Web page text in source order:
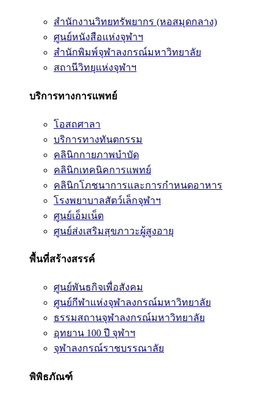
สำนักงานวิทยทรัพยากร (หอสมุดกลาง)
ศูนย์หนังสือแห่งจุฬาฯ
สำนักพิมพ์จุฬาลงกรณ์มหาวิทยาลัย
สถานีวิทยุแห่งจุฬาฯ
บริการทางการแพทย์
โอสถศาลา
บริการทางทันตกรรม
คลินิกกายภาพบำบัด
คลินิกเทคนิคการแพทย์
คลินิกโภชนาการและการกำหนดอาหาร
โรงพยาบาลสัตว์เล็กจุฬาฯ
ศูนย์เอ็มเน็ต
ศูนย์ส่งเสริมสุขภาวะผู้สูงอายุ
พื้นที่สร้างสรรค์
ศูนย์พันธกิจเพื่อสังคม
ศูนย์กีฬาแห่งจุฬาลงกรณ์มหาวิทยาลัย
ธรรมสถานจุฬาลงกรณ์มหาวิทยาลัย
อุทยาน 100 ปี จุฬาฯ
จุฬาลงกรณ์ราชบรรณาลัย
พิพิธภัณฑ์